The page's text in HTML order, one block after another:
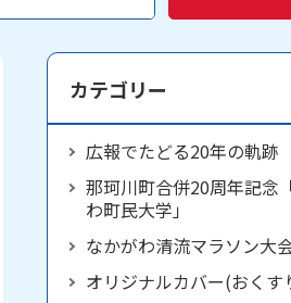
カテゴリー
広報でたどる20年の軌跡
那珂川町合併20周年記念
わ町民大学」
なかがわ清流マラソン大
オリジナルカバー(おくす